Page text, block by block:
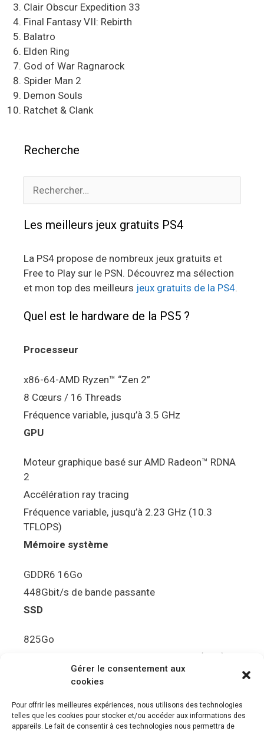
Gérer le consentement aux
cookies
Pour offrir les meilleures expériences, nous utilisons des technologies
telles que les cookies pour stocker et/ou accéder aux informations des
appareils. Le fait de consentir à ces technologies nous permettra de
Clair Obscur Expedition 33
Final Fantasy VII: Rebirth
Balatro
Elden Ring
God of War Ragnarock
Spider Man 2
Demon Souls
Ratchet & Clank
Recherche
Les meilleurs jeux gratuits PS4
La PS4 propose de nombreux jeux gratuits et
Free to Play sur le PSN. Découvrez ma sélection
et mon top des meilleurs jeux gratuits de la PS4.
Quel est le hardware de la PS5 ?
Processeur
x86-64-AMD Ryzen™ “Zen 2”
8 Cœurs / 16 Threads
Fréquence variable, jusqu’à 3.5 GHz
GPU
Moteur graphique basé sur AMD Radeon™ RDNA
2
Accélération ray tracing
Fréquence variable, jusqu’à 2.23 GHz (10.3
TFLOPS)
Mémoire système
GDDR6 16Go
448Gbit/s de bande passante
SSD
825Go
5.5Gbit/s de bande passante en lecture (Brut)
Disque de jeu PS5
Ultra HD Blu-ray™, jusqu’à 100Go/disque
Sortie vidéo